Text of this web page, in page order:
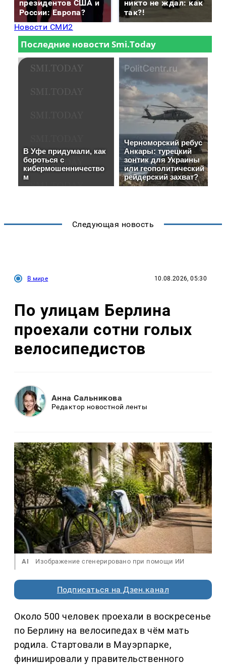
президентов США и
России: Европа?
никто не ждал: как
так?!
Новости СМИ2
Следующая новость
В мире 10.08.2026, 05:30
По улицам Берлина
проехали сотни голых
велосипедистов
Анна Сальникова
Редактор новостной ленты
AI Изображение сгенерировано при помощи ИИ
Подписаться на Дзен.канал
Около 500 человек проехали в воскресенье
по Берлину на велосипедах в чём мать
родила. Стартовали в Мауэрпарке,
финишировали у правительственного